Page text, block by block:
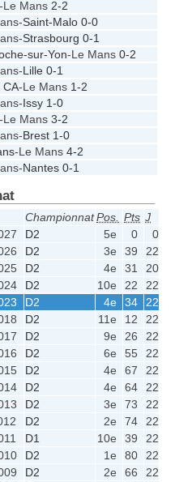
-Le Mans 2-2
Saint-Malo 0-0
Strasbourg 0-1
sur-Yon-Le Mans 0-2
Lille 0-1
CA-Le Mans 1-2
Issy 1-0
-Le Mans 3-2
Brest 1-0
-Le Mans 4-2
Nantes 0-1
ChampionnatPos. Pts J
D2 5e 0 0
D2 3e 39 22
D2 4e 31 20
D2 10e 22 22
D2 4e 34 22
D2 11e 12 22
D2 9e 26 22
D2 6e 55 22
D2 4e 67 22
D2 4e 64 22
D2 3e 73 22
D2 2e 74 22
D1 10e 39 22
D2 1e 80 22
D2 2e 66 22